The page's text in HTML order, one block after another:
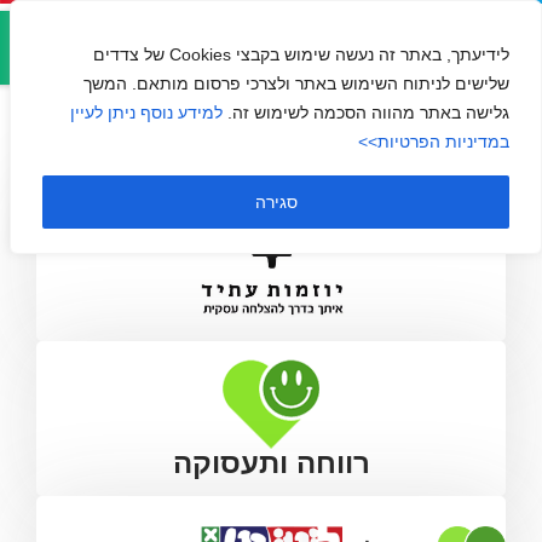
לידיעתך, באתר זה נעשה שימוש בקבצי Cookies של צדדים
שלישים לניתוח השימוש באתר ולצרכי פרסום מותאם. המשך
גלישה באתר מהווה הסכמה לשימוש זה. למידע נוסף ניתן לעיין
במדיניות הפרטיות>>
סגירה
יוזמות עתיד
רווחה ותעסוקה